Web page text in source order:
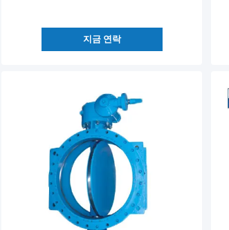
지금 연락